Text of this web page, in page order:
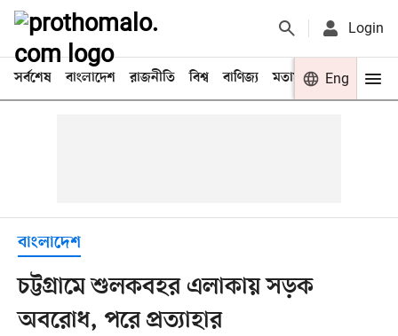
Login
সর্বশেষ বাংলাদেশ রাজনীতি বিশ্ব বাণিজ্য মতামত খেলা
Eng
বাংলাদেশ
চট্টগ্রামে শুলকবহর এলাকায় সড়ক
অবরোধ, পরে প্রত্যাহার